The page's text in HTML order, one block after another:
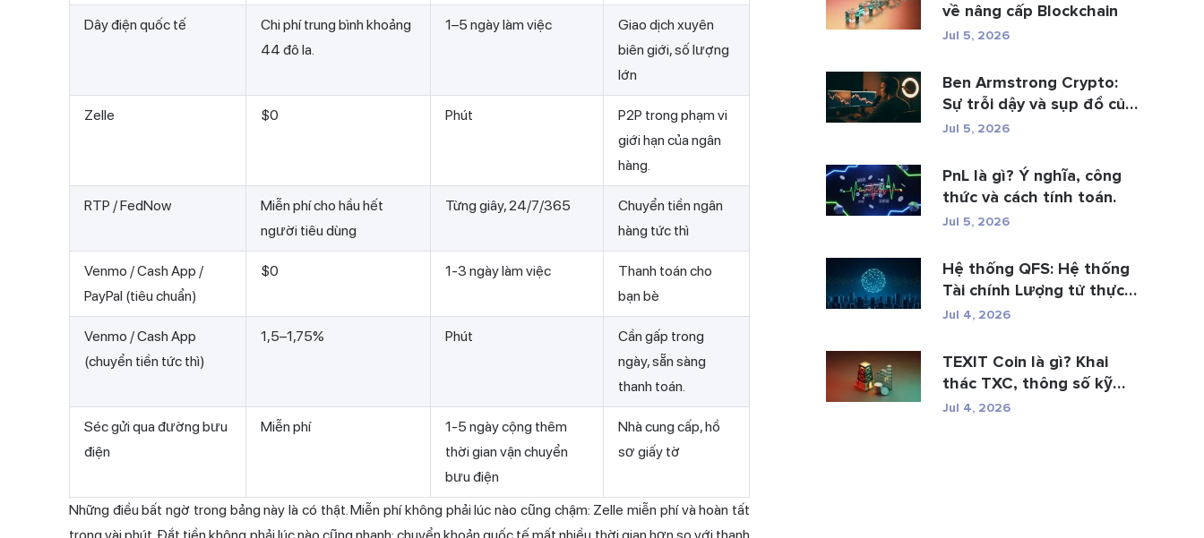
Dây điện quốc tế
Chi phí trung bình khoảng
44 đô la.
1–5 ngày làm việc
Giao dịch xuyên
biên giới, số lượng
lớn
Zelle $0 Phút
P2P trong phạm vi
giới hạn của ngân
hàng.
RTP / FedNow
Miễn phí cho hầu hết
người tiêu dùng
Từng giây, 24/7/365
Chuyển tiền ngân
hàng tức thì
Venmo / Cash App /
PayPal (tiêu chuẩn)
$0 1-3 ngày làm việc
Thanh toán cho
bạn bè
Venmo / Cash App
(chuyển tiền tức thì)
1,5–1,75% Phút
Cần gấp trong
ngày, sẵn sàng
thanh toán.
Séc gửi qua đường bưu
điện
Miễn phí
1-5 ngày cộng thêm
thời gian vận chuyển
bưu điện
Nhà cung cấp, hồ
sơ giấy tờ
Những điều bất ngờ trong bảng này là có thật. Miễn phí không phải lúc nào cũng chậm: Zelle miễn phí và hoàn tất
về nâng cấp Blockchain
Jul 5, 2026
Ben Armstrong Crypto:
Sự trỗi dậy và sụp đổ của
BitB...
Jul 5, 2026
PnL là gì? Ý nghĩa, công
thức và cách tính toán.
Jul 5, 2026
Hệ thống QFS: Hệ thống
Tài chính Lượng tử thực
s�...
Jul 4, 2026
TEXIT Coin là gì? Khai
thác TXC, thông số kỹ
thuật và r...
Jul 4, 2026